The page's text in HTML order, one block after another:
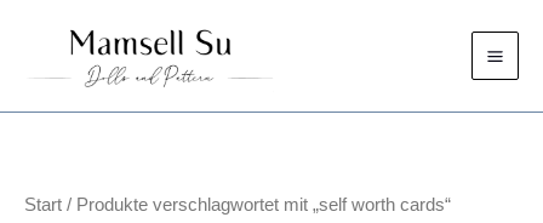
springen
Start / Produkte verschlagwortet mit „self worth cards“